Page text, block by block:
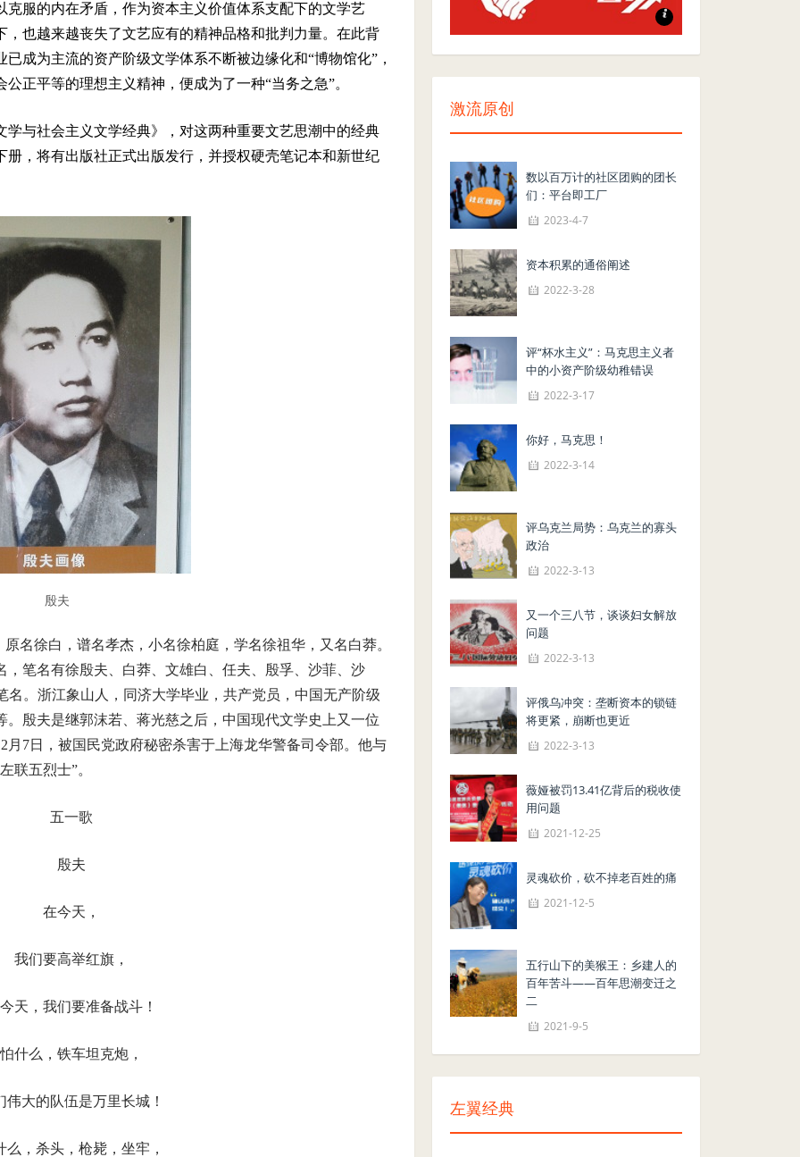
服的内在矛盾，作为资本主义价值体系支配下的文学艺
也越来越丧失了文艺应有的精神品格和批判力量。在此背
成为主流的资产阶级文学体系不断被边缘化和“博物馆化”，
正平等的理想主义精神，便成为了一种“当务之急”。
与社会主义文学经典》，对这两种重要文艺思潮中的经典
，将有出版社正式出版发行，并授权硬壳笔记本和新世纪
殷夫
原名徐白，谱名孝杰，小名徐柏庭，学名徐祖华，又名白莽。
笔名有徐殷夫、白莽、文雄白、任夫、殷孚、沙菲、沙
名。浙江象山人，同济大学毕业，共产党员，中国无产阶级
殷夫是继郭沫若、蒋光慈之后，中国现代文学史上又一位
2 月 7日，被国民党政府秘密杀害于上海龙华警备司令部。他与
联五烈士”。
五一歌
殷夫
在今天，
我们要高举红旗，
天，我们要准备战斗！
怕什么，铁车坦克炮，
伟大的队伍是万里长城！
么，杀头，枪毙，坐牢，
志愿者招募
激流原创
数以百万计的社区团购的团长
们：平台即工厂
2023-4-7
资本积累的通俗阐述
2022-3-28
评“杯水主义”：马克思主义者
中的小资产阶级幼稚错误
2022-3-17
你好，马克思！
2022-3-14
评乌克兰局势：乌克兰的寡头
政治
2022-3-13
又一个三八节，谈谈妇女解放
问题
2022-3-13
评俄乌冲突：垄断资本的锁链
将更紧，崩断也更近
2022-3-13
薇娅被罚13.41亿背后的税收使
用问题
2021-12-25
灵魂砍价，砍不掉老百姓的痛
2021-12-5
五行山下的美猴王：乡建人的
百年苦斗——百年思潮变迁之
二
2021-9-5
左翼经典